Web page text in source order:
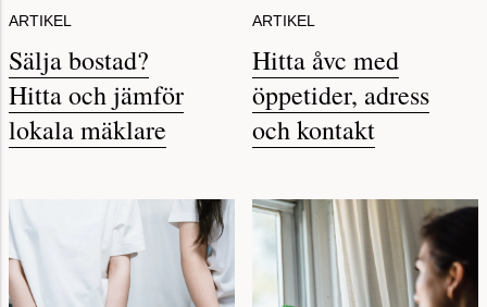
Sälja bostad?
Hitta och jämför
lokala mäklare
Hitta åvc med
öppetider, adress
och kontakt